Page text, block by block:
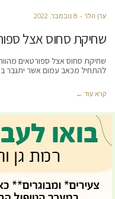
ערן הלר 8 נובמבר, 2022
שחיקת סחוס אצל
שחיקת סחוס אצל ספורטאים
להתחיל מכאב עמום אשר יתגבר
קרא עוד ←